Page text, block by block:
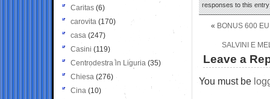
responses to this
« BONUS 600
SALVINI E
Leave a
You must be
Caritas (6)
carovita (170)
casa (247)
Casini (119)
Centrodestra in Liguria (35)
Chiesa (276)
Cina (10)